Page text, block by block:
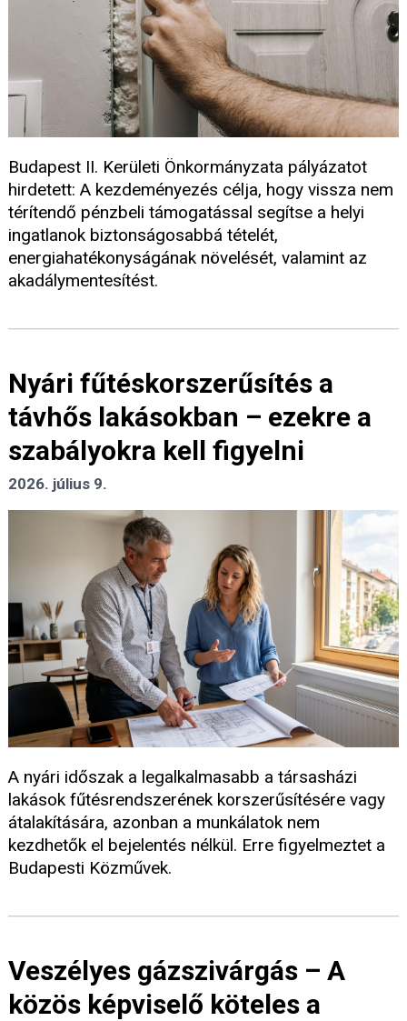
Budapest II. Kerületi Önkormányzata pályázatot
hirdetett: A kezdeményezés célja, hogy vissza nem
térítendő pénzbeli támogatással segítse a helyi
ingatlanok biztonságosabbá tételét,
energiahatékonyságának növelését, valamint az
akadálymentesítést.
Nyári fűtéskorszerűsítés a
távhős lakásokban – ezekre a
szabályokra kell figyelni
2026. július 9.
A nyári időszak a legalkalmasabb a társasházi
lakások fűtésrendszerének korszerűsítésére vagy
átalakítására, azonban a munkálatok nem
kezdhetők el bejelentés nélkül. Erre figyelmeztet a
Budapesti Közművek.
Veszélyes gázszivárgás – A
közös képviselő köteles a